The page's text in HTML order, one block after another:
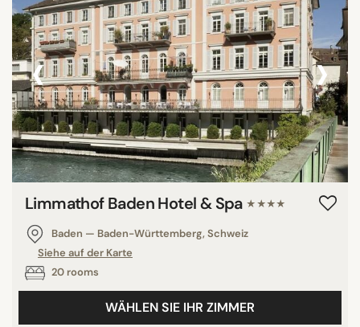
‹ ›
Limmathof Baden Hotel & Spa ★★★★
Baden — Baden-Württemberg, Schweiz
Siehe auf der Karte
20 rooms
WÄHLEN SIE IHR ZIMMER